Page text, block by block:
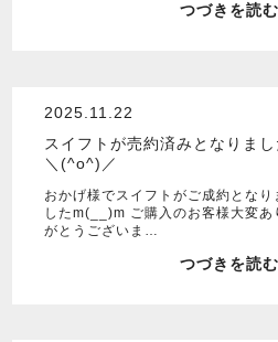
つづきを読む
2025.11.22
スイフトが売約済みとなりまし
＼(^o^)／
おかげ様でスイフトがご成約となり
したm(__)m ご購入のお客様大変あ
がとうございま…
つづきを読む